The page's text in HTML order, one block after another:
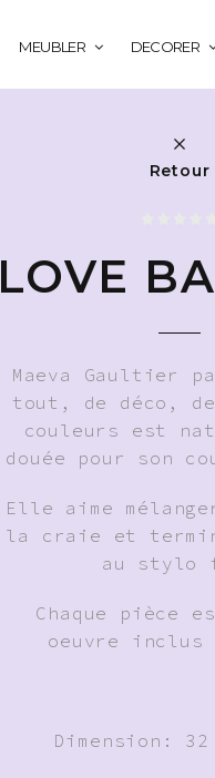
MEUBLER DECORER
Retour
LOVE
Maeva Gaultier
tout, de déco, de
couleurs est
douée pour son
Elle aime
la craie et
au stylo
Chaque pièce
oeuvre inclus
Dimension: